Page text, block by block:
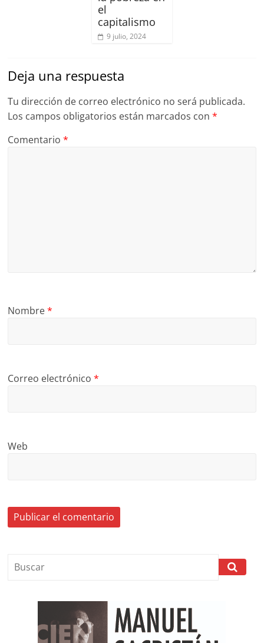
el
capitalismo
9 julio, 2024
Deja una respuesta
Tu dirección de correo electrónico no será publicada.
Los campos obligatorios están marcados con*
Comentario*
Nombre*
Correo electrónico*
Web